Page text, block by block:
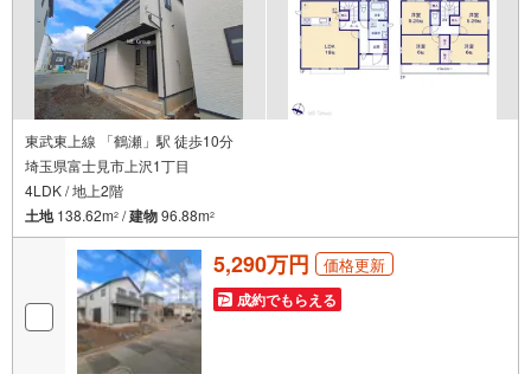
東武東上線 「鶴瀬」駅 徒歩10分
埼玉県富士見市上沢1丁目
4LDK / 地上2階
土地138.62m2 /建物96.88m2
5,290万円 価格更新
成約でもらえる